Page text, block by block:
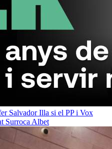
Salvador Illa si el PP i Vox
Surroca Albet